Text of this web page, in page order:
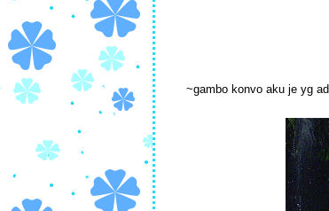
~gambo konvo aku je yg